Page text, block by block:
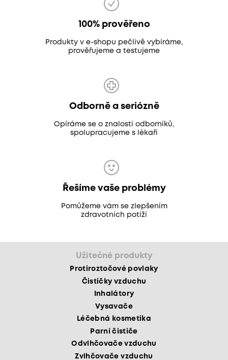
100% prověřeno
Produkty v e-shopu pečlivě vybíráme,
prověřujeme a testujeme
Odborně a seriózně
Opíráme se o znalosti odborníků,
spolupracujeme s lékaři
Řešíme vaše problémy
Pomůžeme vám se zlepšením
zdravotních potíží
Užitečné produkty
Protiroztočové povlaky
Čističky vzduchu
Inhalátory
Vysavače
Léčebná kosmetika
Parní čističe
Odvlhčovače vzduchu
Zvlhčovače vzduchu